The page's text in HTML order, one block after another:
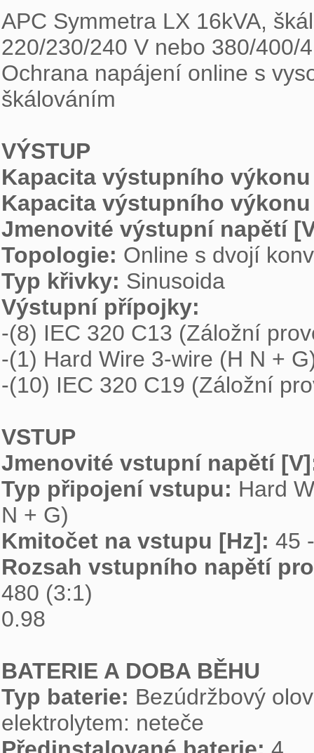
APC Symmetra LX 16kVA,
220/230/240 V nebo 380/400/
Ochrana napájení online s
škálováním
VÝSTUP
Kapacita výstupního
Kapacita výstupního
Jmenovité výstupní napětí
Topologie:
Typ křivky:
Výstupní přípojky:
-(8) IEC 320 C13 (Záložní
-(1) Hard Wire 3-wire (H N +
-(10) IEC 320 C19 (Záložní
VSTUP
Jmenovité vstupní napětí
Typ připojení vstupu: Hard
Kmitočet na vstupu [Hz]:
Rozsah vstupního napětí
0.98
BATERIE A DOBA BĚHU
Typ baterie: Bezúdržbový